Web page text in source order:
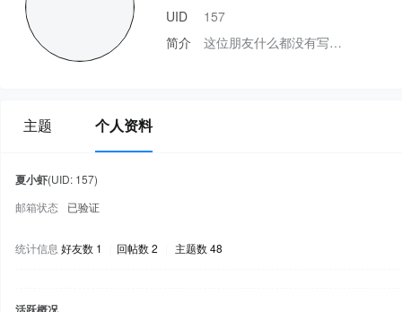
UID
157
简介
这位朋友什么都没有写…
主题 个人资料
夏小虾(UID: 157)
邮箱状态
已验证
统计信息 好友数 1 回帖数 2 主题数 48